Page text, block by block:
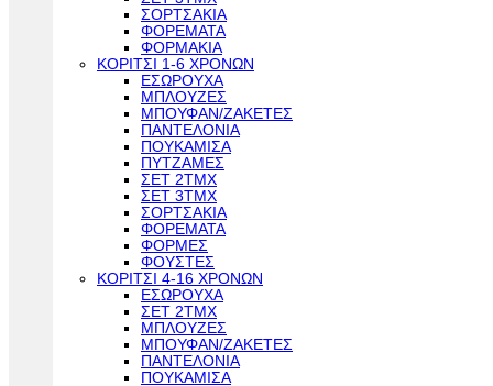
ΣΟΡΤΣΑΚΙΑ
ΦΟΡΕΜΑΤΑ
ΦΟΡΜΑΚΙΑ
ΚΟΡΙΤΣΙ 1-6 ΧΡΟΝΩΝ
ΕΣΩΡΟΥΧΑ
ΜΠΛΟΥΖΕΣ
ΜΠΟΥΦΑΝ/ΖΑΚΕΤΕΣ
ΠΑΝΤΕΛΟΝΙΑ
ΠΟΥΚΑΜΙΣΑ
ΠΥΤΖΑΜΕΣ
ΣΕΤ 2ΤΜΧ
ΣΕΤ 3ΤΜΧ
ΣΟΡΤΣΑΚΙΑ
ΦΟΡΕΜΑΤΑ
ΦΟΡΜΕΣ
ΦΟΥΣΤΕΣ
ΚΟΡΙΤΣΙ 4-16 ΧΡΟΝΩΝ
ΕΣΩΡΟΥΧΑ
ΣΕΤ 2ΤΜΧ
ΜΠΛΟΥΖΕΣ
ΜΠΟΥΦΑΝ/ΖΑΚΕΤΕΣ
ΠΑΝΤΕΛΟΝΙΑ
ΠΟΥΚΑΜΙΣΑ